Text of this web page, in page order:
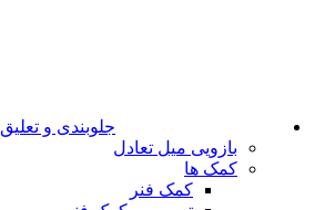
جلوبندی و تعلیق
بازویی میل تعادل
کمک ها
کمک فنر